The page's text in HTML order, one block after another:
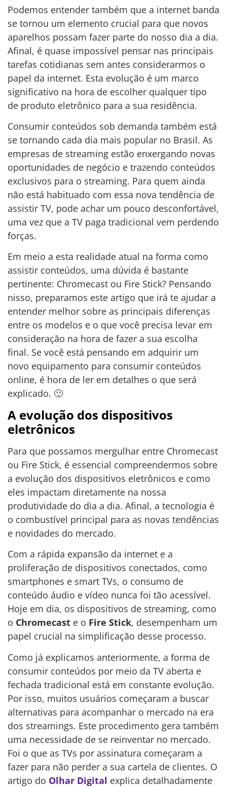
Podemos entender também que a internet banda
se tornou um elemento crucial para que novos
aparelhos possam fazer parte do nosso dia a dia.
Afinal, é quase impossível pensar nas principais
tarefas cotidianas sem antes considerarmos o
papel da internet. Esta evolução é um marco
significativo na hora de escolher qualquer tipo
de produto eletrônico para a sua residência.
Consumir conteúdos sob demanda também está
se tornando cada dia mais popular no Brasil. As
empresas de streaming estão enxergando novas
oportunidades de negócio e trazendo conteúdos
exclusivos para o streaming. Para quem ainda
não está habituado com essa nova tendência de
assistir TV, pode achar um pouco desconfortável,
uma vez que a TV paga tradicional vem perdendo
forças.
Em meio a esta realidade atual na forma como
assistir conteúdos, uma dúvida é bastante
pertinente: Chromecast ou Fire Stick? Pensando
nisso, preparamos este artigo que irá te ajudar a
entender melhor sobre as principais diferenças
entre os modelos e o que você precisa levar em
consideração na hora de fazer a sua escolha
final. Se você está pensando em adquirir um
novo equipamento para consumir conteúdos
online, é hora de ler em detalhes o que será
explicado. 🙂
A evolução dos dispositivos
eletrônicos
Para que possamos mergulhar entre Chromecast
ou Fire Stick, é essencial compreendermos sobre
a evolução dos dispositivos eletrônicos e como
eles impactam diretamente na nossa
produtividade do dia a dia. Afinal, a tecnologia é
o combustível principal para as novas tendências
e novidades do mercado.
Com a rápida expansão da internet e a
proliferação de dispositivos conectados, como
smartphones e smart TVs, o consumo de
conteúdo áudio e vídeo nunca foi tão acessível.
Hoje em dia, os dispositivos de streaming, como
o Chromecast e o Fire Stick, desempenham um
papel crucial na simplificação desse processo.
Como já explicamos anteriormente, a forma de
consumir conteúdos por meio da TV aberta e
fechada tradicional está em constante evolução.
Por isso, muitos usuários começaram a buscar
alternativas para acompanhar o mercado na era
dos streamings. Este procedimento gera também
uma necessidade de se reinventar no mercado.
Foi o que as TVs por assinatura começaram a
fazer para não perder a sua cartela de clientes. O
artigo do Olhar Digital explica detalhadamente